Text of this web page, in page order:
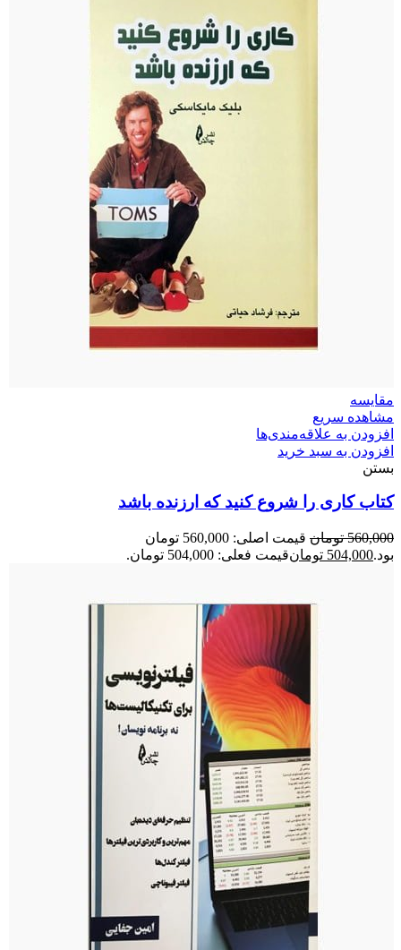
مقایسه
مشاهده سریع
افزودن به علاقه‌مندی‌ها
افزودن به سبد خرید
بستن
کتاب کاری را شروع کنید که ارزنده باشد
560,000 تومان
قیمت اصلی: 560,000 تومان
بود.504,000 تومانقیمت فعلی: 504,000 تومان.